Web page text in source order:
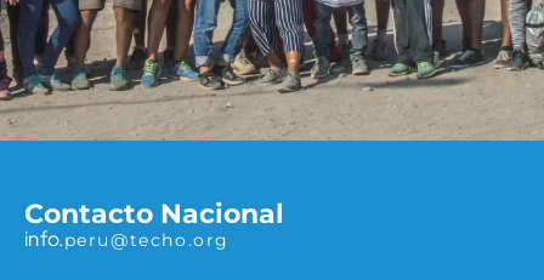
Contacto Nacional
info.peru@techo.org